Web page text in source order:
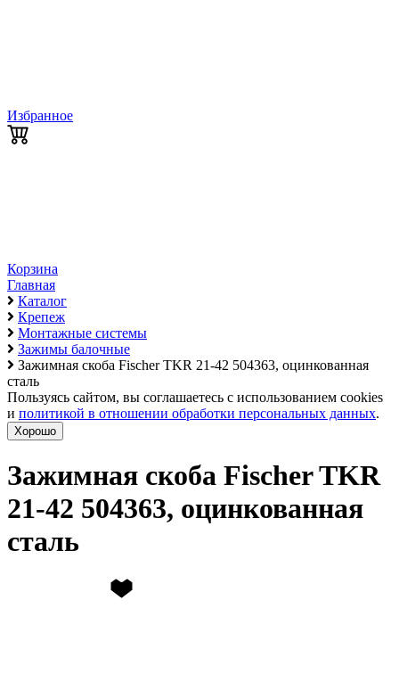
Избранное
Корзина
Главная
Каталог
Крепеж
Монтажные системы
Зажимы балочные
Зажимная скоба Fischer TKR 21-42 504363, оцинкованная
сталь
Пользуясь сайтом, вы соглашаетесь с использованием cookies
и политикой в отношении обработки персональных данных.
Хорошо
Зажимная скоба Fischer TKR
21-42 504363, оцинкованная
сталь